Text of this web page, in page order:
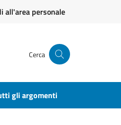
all'area personale
Cerca
gli argomenti